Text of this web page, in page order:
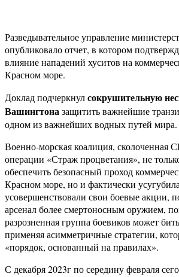
Разведывательное управление
опубликовало отчет, в котором
влияние нападений хуситов на
Красном море.
Доклад подчеркнулсокрушительную
Вашингтоназащитить важнейшие
одном из важнейших водных путей мира.
Военно-морская коалиция, сколоченная
операции «Страж процветания», не
обеспечить безопасный проход
Красном море, но и фактически
усовершенствовали свои боевые акции,
арсенал более смертоносным оружием,
разрозненная группа боевиков может
применяя асимметричные стратегии,
«порядок, основанный на правилах».
С декабря 2023г по середину февраля